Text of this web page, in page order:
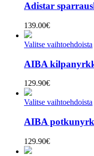
Adistar
139.00€
Valitse vaihtoehdoista
AIBA
129.90€
Valitse vaihtoehdoista
AIBA
129.90€